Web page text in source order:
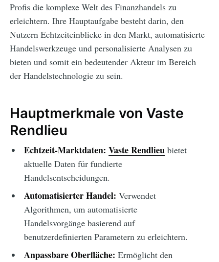
Profis die komplexe Welt des Finanzhandels zu
erleichtern. Ihre Hauptaufgabe besteht darin, den
Nutzern Echtzeiteinblicke in den Markt, automatisierte
Handelswerkzeuge und personalisierte Analysen zu
bieten und somit ein bedeutender Akteur im Bereich
der Handelstechnologie zu sein.
Hauptmerkmale von Vaste
Rendlieu
Echtzeit-Marktdaten: Vaste Rendlieubietet
aktuelle Daten für fundierte
Handelsentscheidungen.
Automatisierter Handel: Verwendet
Algorithmen, um automatisierte
Handelsvorgänge basierend auf
benutzerdefinierten Parametern zu erleichtern.
Anpassbare Oberfläche: Ermöglicht den